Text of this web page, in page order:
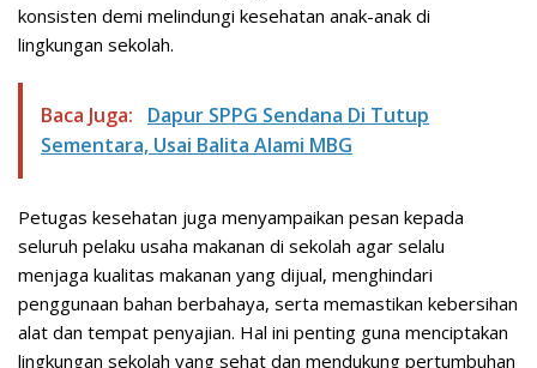
konsisten demi melindungi kesehatan anak-anak di
lingkungan sekolah.
Baca Juga:
Dapur SPPG Sendana Di Tutup
Sementara, Usai Balita Alami MBG
Petugas kesehatan juga menyampaikan pesan kepada
seluruh pelaku usaha makanan di sekolah agar selalu
menjaga kualitas makanan yang dijual, menghindari
penggunaan bahan berbahaya, serta memastikan kebersihan
alat dan tempat penyajian. Hal ini penting guna menciptakan
lingkungan sekolah yang sehat dan mendukung pertumbuhan